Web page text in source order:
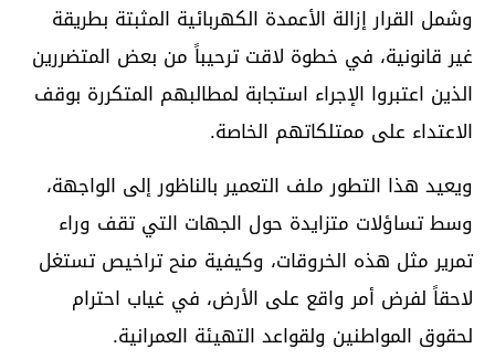
وشمل القرار إزالة الأعمدة الكهربائية المثبتة بطريقة
غير قانونية، في خطوة لاقت ترحيباً من بعض المتضررين
الذين اعتبروا الإجراء استجابة لمطالبهم المتكررة بوقف
الاعتداء على ممتلكاتهم الخاصة.
ويعيد هذا التطور ملف التعمير بالناظور إلى الواجهة،
وسط تساؤلات متزايدة حول الجهات التي تقف وراء
تمرير مثل هذه الخروقات، وكيفية منح تراخيص تستغل
لاحقاً لفرض أمر واقع على الأرض، في غياب احترام
لحقوق المواطنين ولقواعد التهيئة العمرانية.